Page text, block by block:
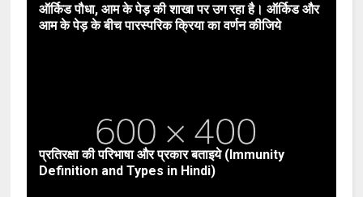
ऑर्किड पौधा, आम के पेड़ की शाखा पर उग रहा है। ऑर्किड और
आम के पेड़ के बीच पारस्परिक क्रिया का वर्णन कीजिये
प्रतिरक्षा की परिभाषा और प्रकार बताइये (Immunity
Definition and Types in Hindi)